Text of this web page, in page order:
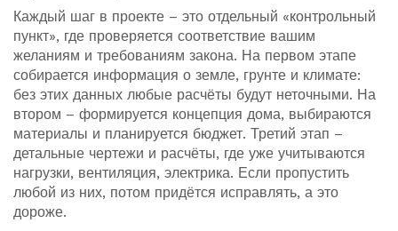
Каждый шаг в проекте – это отдельный «контрольный
пункт», где проверяется соответствие вашим
желаниям и требованиям закона. На первом этапе
собирается информация о земле, грунте и климате:
без этих данных любые расчёты будут неточными. На
втором – формируется концепция дома, выбираются
материалы и планируется бюджет. Третий этап –
детальные чертежи и расчёты, где уже учитываются
нагрузки, вентиляция, электрика. Если пропустить
любой из них, потом придётся исправлять, а это
дороже.